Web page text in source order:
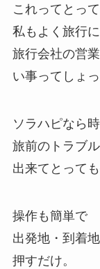
これってとっ
私もよく旅行
旅行会社の営
い事ってしょ
ソラハピなら
旅前のトラブ
出来てとって
操作も簡単で
出発地・到着
押すだけ。